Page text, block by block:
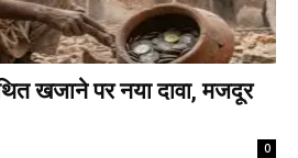
खजाने पर नया दावा, मजदूर
0